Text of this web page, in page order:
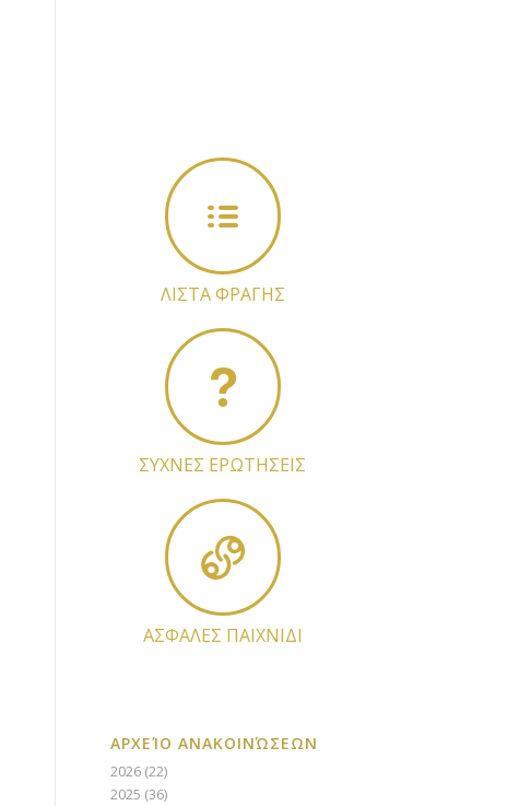
ΛΙΣΤΑ ΦΡΑΓΗΣ
ΣΥΧΝΕΣ ΕΡΩΤΗΣΕΙΣ
ΑΣΦΑΛΕΣ ΠΑΙΧΝΙΔΙ
ΑΡΧΕΊΟ ΑΝΑΚΟΙΝΏΣΕΩΝ
2026(22)
2025 (36)